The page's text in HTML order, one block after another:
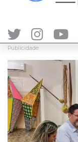
Publicidade